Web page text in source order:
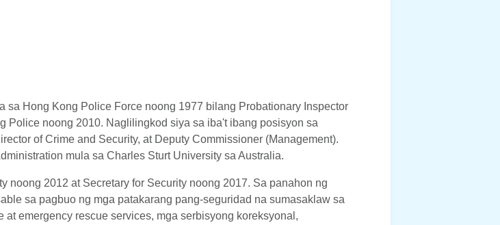
sa Hong Kong Police Force noong 1977 bilang Probationary Inspector
Police noong 2010. Naglilingkod siya sa iba't ibang posisyon sa
of Crime and Security, at Deputy Commissioner (Management).
mula sa Charles Sturt University sa Australia.
noong 2012 at Secretary for Security noong 2017. Sa panahon ng
sa pagbuo ng mga patakarang pang-seguridad na sumasaklaw sa
emergency rescue services, mga serbisyong koreksyonal,